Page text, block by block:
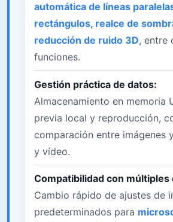
automática de líneas
rectángulos, realce de
reducción de ruido 3D, entre
funciones.
Gestión práctica de datos:
Almacenamiento en memoria
previa local y reproducción,
comparación entre imágenes
y vídeo.
Compatibilidad con múltiples
Cambio rápido de ajustes de
predeterminados para